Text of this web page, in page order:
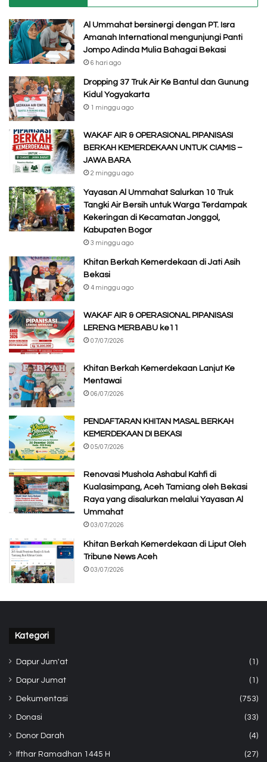
Al Ummahat bersinergi dengan PT. Isra
Amanah International mengunjungi Panti
Jompo Adinda Mulia Bahagai Bekasi
6 hari ago
Dropping 37 Truk Air Ke Bantul dan Gunung
Kidul Yogyakarta
1 minggu ago
WAKAF AIR & OPERASIONAL PIPANISASI
BERKAH KEMERDEKAAN UNTUK CIAMIS –
JAWA BARA
2 minggu ago
Yayasan Al Ummahat Salurkan 10 Truk
Tangki Air Bersih untuk Warga Terdampak
Kekeringan di Kecamatan Jonggol,
Kabupaten Bogor
3 minggu ago
Khitan Berkah Kemerdekaan di Jati Asih
Bekasi
4 minggu ago
WAKAF AIR & OPERASIONAL PIPANISASI
LERENG MERBABU ke11
07/07/2026
Khitan Berkah Kemerdekaan Lanjut Ke
Mentawai
06/07/2026
PENDAFTARAN KHITAN MASAL BERKAH
KEMERDEKAAN DI BEKASI
05/07/2026
Renovasi Mushola Ashabul Kahfi di
Kualasimpang, Aceh Tamiang oleh Bekasi
Raya yang disalurkan melalui Yayasan Al
Ummahat
03/07/2026
Khitan Berkah Kemerdekaan di Liput Oleh
Tribune News Aceh
03/07/2026
Kategori
Dapur Jum'at (1)
Dapur Jumat (1)
Dekumentasi (753)
Donasi (33)
Donor Darah (4)
Ifthar Ramadhan 1445 H (27)